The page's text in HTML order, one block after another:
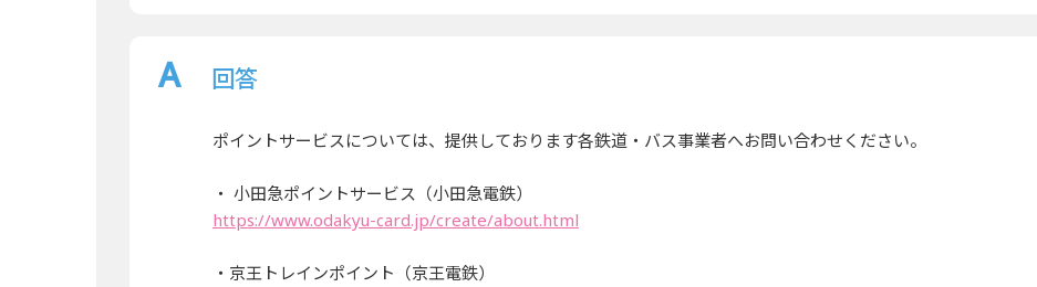
回答
ポイントサービスについては、提供しております各鉄道・バス事業者へお問い合わせください。
・ 小田急ポイントサービス（小田急電鉄）
https://www.odakyu-card.jp/create/about.html
・京王トレインポイント（京王電鉄）